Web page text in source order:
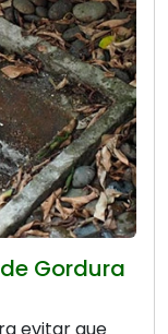
Gordura